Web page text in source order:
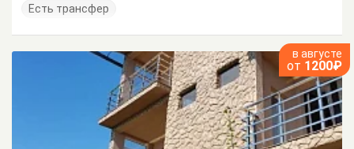
Есть трансфер
в августе
от 1200₽